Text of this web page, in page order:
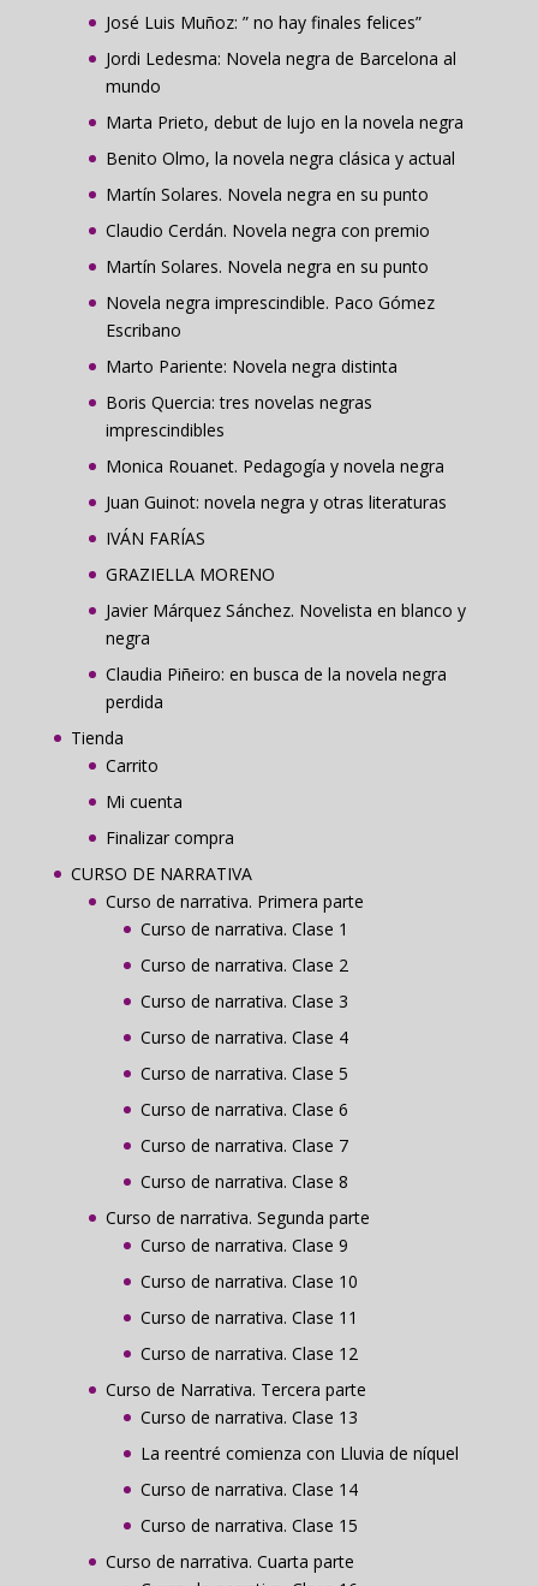
José Luis Muñoz: ” no hay finales felices”
Jordi Ledesma: Novela negra de Barcelona al
mundo
Marta Prieto, debut de lujo en la novela negra
Benito Olmo, la novela negra clásica y actual
Martín Solares. Novela negra en su punto
Claudio Cerdán. Novela negra con premio
Martín Solares. Novela negra en su punto
Novela negra imprescindible. Paco Gómez
Escribano
Marto Pariente: Novela negra distinta
Boris Quercia: tres novelas negras
imprescindibles
Monica Rouanet. Pedagogía y novela negra
Juan Guinot: novela negra y otras literaturas
IVÁN FARÍAS
GRAZIELLA MORENO
Javier Márquez Sánchez. Novelista en blanco y
negra
Claudia Piñeiro: en busca de la novela negra
perdida
Tienda
Carrito
Mi cuenta
Finalizar compra
CURSO DE NARRATIVA
Curso de narrativa. Primera parte
Curso de narrativa. Clase 1
Curso de narrativa. Clase 2
Curso de narrativa. Clase 3
Curso de narrativa. Clase 4
Curso de narrativa. Clase 5
Curso de narrativa. Clase 6
Curso de narrativa. Clase 7
Curso de narrativa. Clase 8
Curso de narrativa. Segunda parte
Curso de narrativa. Clase 9
Curso de narrativa. Clase 10
Curso de narrativa. Clase 11
Curso de narrativa. Clase 12
Curso de Narrativa. Tercera parte
Curso de narrativa. Clase 13
La reentré comienza con Lluvia de níquel
Curso de narrativa. Clase 14
Curso de narrativa. Clase 15
Curso de narrativa. Cuarta parte